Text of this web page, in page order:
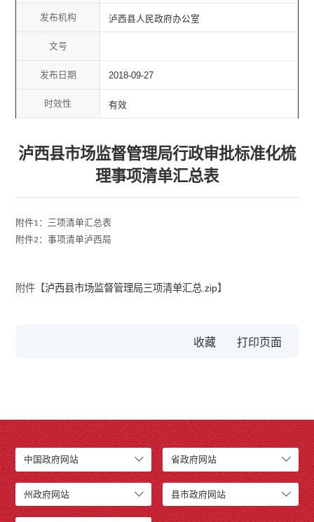
发布机构 泸西县人民政府办公室
文号
发布日期 2018-09-27
时效性 有效
泸西县市场监督管理局行政审批标准化梳
理事项清单汇总表
附件1：三项清单汇总表
附件2：事项清单泸西局
附件【泸西县市场监督管理局三项清单汇总.zip】
收藏
中国政府网站 省政府网站
州政府网站 县市政府网站